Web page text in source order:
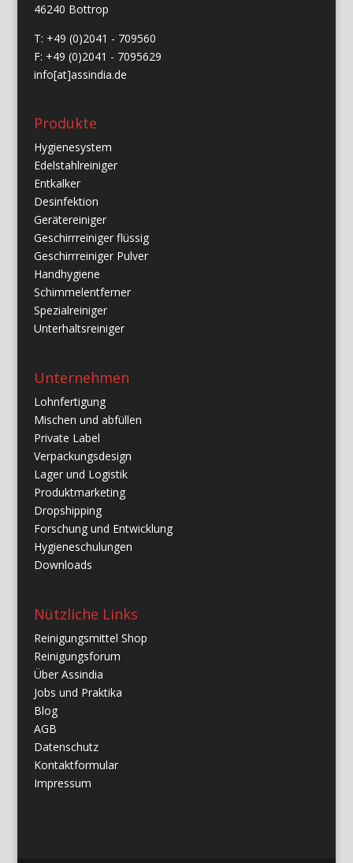
46240 Bottrop
T: +49 (0)2041 - 709560
F: +49 (0)2041 - 7095629
info[at]assindia.de
Produkte
Hygienesystem
Edelstahlreiniger
Entkalker
Desinfektion
Gerätereiniger
Geschirrreiniger flüssig
Geschirrreiniger Pulver
Handhygiene
Schimmelentferner
Spezialreiniger
Unterhaltsreiniger
Unternehmen
Lohnfertigung
Mischen und abfüllen
Private Label
Verpackungsdesign
Lager und Logistik
Produktmarketing
Dropshipping
Forschung und Entwicklung
Hygieneschulungen
Downloads
Nützliche Links
Reinigungsmittel Shop
Reinigungsforum
Über Assindia
Jobs und Praktika
Blog
AGB
Datenschutz
Kontaktformular
Impressum